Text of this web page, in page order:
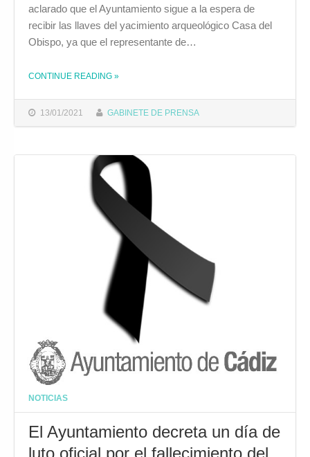
13/01/2021 GABINETE DE PRENSA
aclarado que el Ayuntamiento sigue a la espera de
recibir las llaves del yacimiento arqueológico Casa del
Obispo, ya que el representante de…
CONTINUE READING THE "PACO CANO ACLARA QUE EL AYUNTAMIENTO AÚN NO HA RECIBIDO LAS LLAVES DEL YACIMIENTO ARQUEOLÓGICO CASA DEL OBISPO "
»
NOTICIAS
El Ayuntamiento decreta un día de
luto oficial por el fallecimiento del